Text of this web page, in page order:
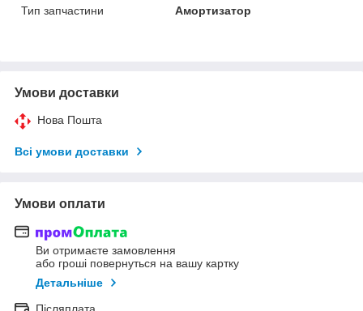
Тип запчастини
Амортизатор
Умови доставки
Нова Пошта
Всі умови доставки
Умови оплати
Ви отримаєте замовлення
або гроші повернуться на вашу картку
Детальніше